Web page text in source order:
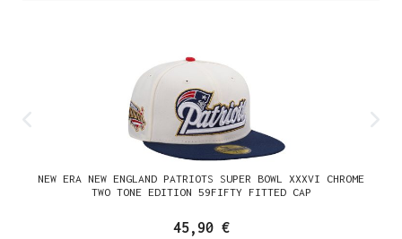
NEW ERA NEW ENGLAND PATRIOTS SUPER BOWL XXXVI CHROME
TWO TONE EDITION 59FIFTY FITTED CAP
45,90 €